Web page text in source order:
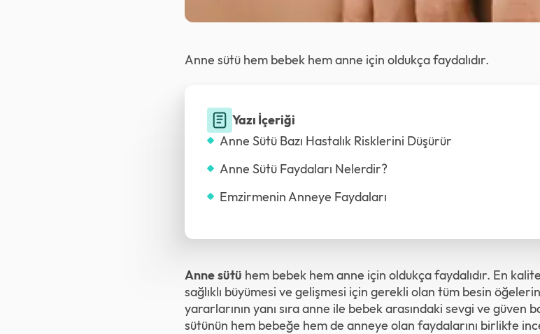
Anne sütü hem bebek hem anne için oldukça faydalıdır.
Yazı İçeriği
Anne Sütü Bazı Hastalık Risklerini Düşürür
Anne Sütü Faydaları Nelerdir?
Emzirmenin Anneye Faydaları
Anne sütü hem bebek hem anne için oldukça faydalıdır. En
sağlıklı büyümesi ve gelişmesi için gerekli olan tüm besin
yararlarının yanı sıra anne ile bebek arasındaki sevgi ve güven
sütünün hem bebeğe hem de anneye olan faydalarını birlikte